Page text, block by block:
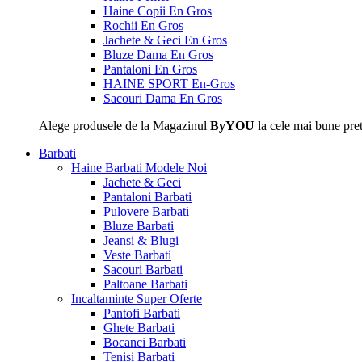
Haine Copii En Gros
Rochii En Gros
Jachete & Geci En Gros
Bluze Dama En Gros
Pantaloni En Gros
HAINE SPORT En-Gros
Sacouri Dama En Gros
Alege produsele de la Magazinul ByYOU la cele mai bune
Barbati
Haine Barbati Modele Noi
Jachete & Geci
Pantaloni Barbati
Pulovere Barbati
Bluze Barbati
Jeansi & Blugi
Veste Barbati
Sacouri Barbati
Paltoane Barbati
Incaltaminte Super Oferte
Pantofi Barbati
Ghete Barbati
Bocanci Barbati
Tenisi Barbati